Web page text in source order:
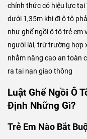
chính thức có hiệu lực tại
dưới 1,35m khi đi ô tô
như ghế ngồi ô tô trẻ em
người lái, trừ trường hợp
nhằm nâng cao an toàn
ra tai nạn giao thông
Luật Ghế Ngồi Ô
Định Những Gì?
Trẻ Em Nào Bắt